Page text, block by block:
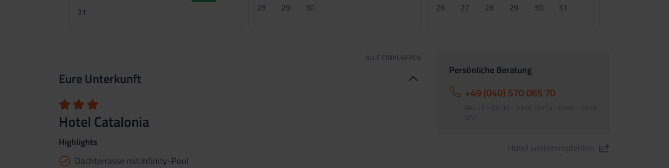
31 28 29 30 26 27 28 29 30 31
ALLE EINKLAPPEN
Eure Unterkunft
Hotel Catalonia
Highlights
Dachterrasse mit Infinity-Pool
Persönliche Beratung
+49 (040) 570 065 70
Mo. - Fr.: 09:00 - 18:00 UhrSa.: 10:00 - 16:00
Uhr
Hotel weiterempfehlen